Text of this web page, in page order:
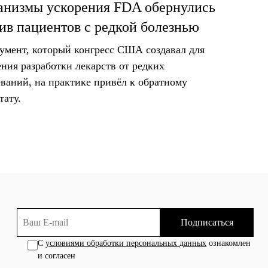
ускорения FDA обернулись
пациентов с редкой болезнью
который конгресс США создавал для
разработки лекарств от редких
на практике привёл к обратному
Подписаться
Сусловиями обработки персональных данных ознакомлен
и согласен